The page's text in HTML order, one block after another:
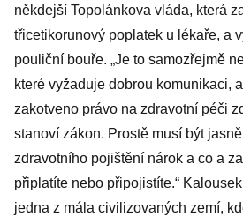
někdejší Topolánkova vláda, která
třicetikorunový poplatek u lékaře, a
pouliční bouře. „Je to samozřejmě
které vyžaduje dobrou komunikaci,
zakotveno právo na zdravotní péči
stanoví zákon. Prostě musí být
zdravotního pojištění nárok a co a
připlatíte nebo připojistíte.“
jedna z mála civilizovaných zemí,